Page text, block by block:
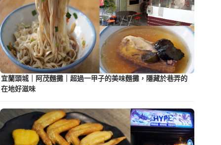
宜蘭頭城｜阿茂麵攤｜超過一甲子的美味麵攤，隱藏於巷弄的
在地好滋味